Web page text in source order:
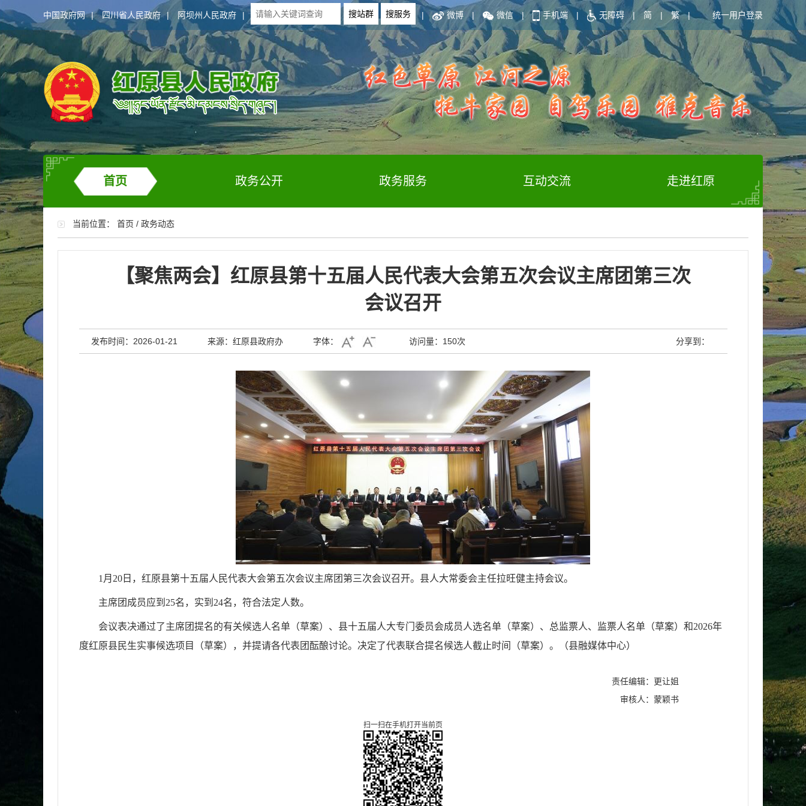
中国政府网 | 四川省人民政府 | 阿坝州人民政府 | | 微博 | 微信 | 手机端 | 无障碍 | 简 | 繁 | 统一用户登录
首页 政务公开 政务服务 互动交流 走进红原
当前位置： 首页 / 政务动态
【聚焦两会】红原县第十五届人民代表大会第五次会议主席团第三次
会议召开
发布时间：2026-01-21 来源：红原县政府办 字体： 访问量： 150次 分享到：
1月20日，红原县第十五届人民代表大会第五次会议主席团第三次会议召开。县人大常委会主任拉旺健主持会议。
主席团成员应到25名，实到24名，符合法定人数。
会议表决通过了主席团提名的有关候选人名单（草案）、县十五届人大专门委员会成员人选名单（草案）、总监票人、监票人名单（草案）和2026年
度红原县民生实事候选项目（草案），并提请各代表团酝酿讨论。决定了代表联合提名候选人截止时间（草案）。（县融媒体中心）
责任编辑：更让姐
审核人：蒙颖书
扫一扫在手机打开当前页